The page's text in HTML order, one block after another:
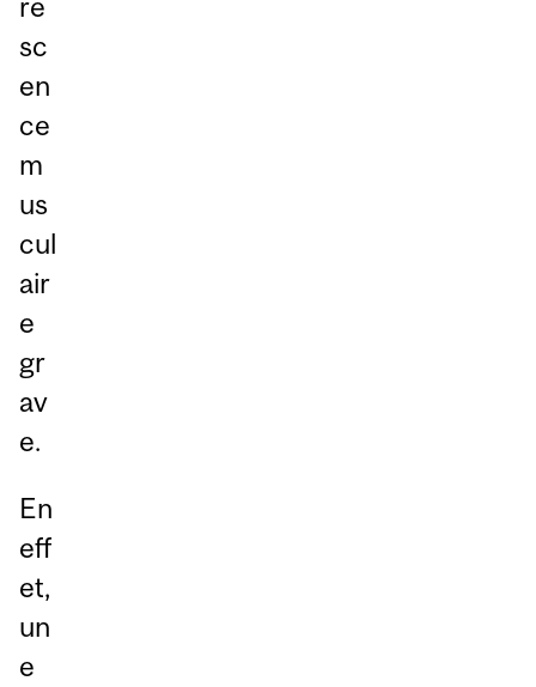
re
sc
en
ce
m
us
cul
air
e
gr
av
e.
En
eff
et,
un
e